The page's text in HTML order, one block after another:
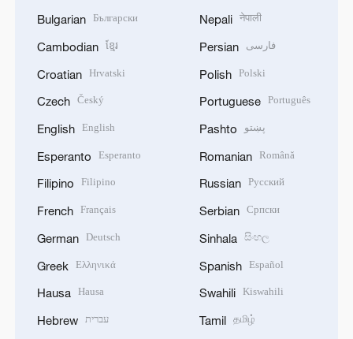
Bulgarian Български
Cambodian ខ្មែរ
Croatian Hrvatski
Czech Český
English English
Esperanto Esperanto
Filipino Filipino
French Français
German Deutsch
Greek Ελληνικά
Hausa Hausa
Hebrew עברית
Nepali नेपाली
Persian فارسی
Polish Polski
Portuguese Português
Pashto پښتو
Romanian Română
Russian Русский
Serbian Српски
Sinhala සිංහල
Spanish Español
Swahili Kiswahili
Tamil தமிழ்